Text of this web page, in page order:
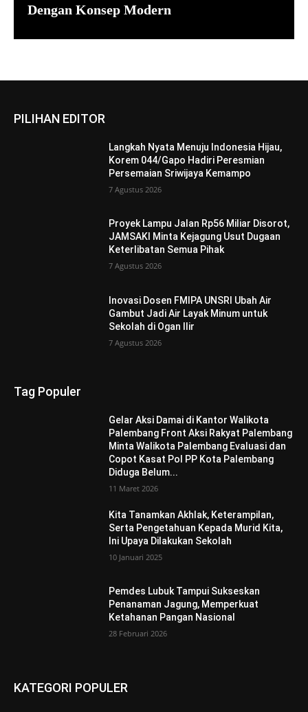
Dengan Konsep Modern
PILIHAN EDITOR
Langkah Nyata Menuju Indonesia Hijau,
Korem 044/Gapo Hadiri Peresmian
Persemaian Sriwijaya Kemampo
7 Agustus 2026
Proyek Lampu Jalan Rp56 Miliar Disorot,
JAMSAKI Minta Kejagung Usut Dugaan
Keterlibatan Semua Pihak
7 Agustus 2026
Inovasi Dosen FMIPA UNSRI Ubah Air
Gambut Jadi Air Layak Minum untuk
Sekolah di Ogan Ilir
7 Agustus 2026
Tag Populer
Gelar Aksi Damai di Kantor Walikota
Palembang Front Aksi Rakyat Palembang
Minta Walikota Palembang Evaluasi dan
Copot Kasat Pol PP Kota Palembang
Diduga Belum...
11 Maret 2026
Kita Tanamkan Akhlak, Keterampilan,
Serta Pengetahuan Kepada Murid Kita,
Ini Upaya Dilakukan Sekolah
10 Januari 2025
Pemdes Lubuk Tampui Sukseskan
Penanaman Jagung, Memperkuat
Ketahanan Pangan Nasional
28 Februari 2026
KATEGORI POPULER